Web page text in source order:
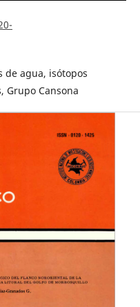
de agua, isótopos
Grupo Cansona